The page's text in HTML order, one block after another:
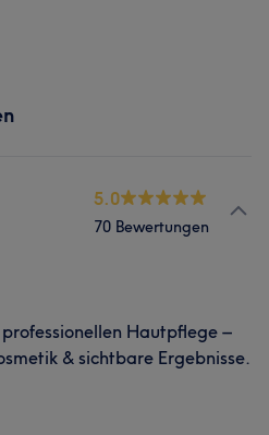
5.0
70 Bewertungen
Hautpflege –
& sichtbare Ergebnisse.